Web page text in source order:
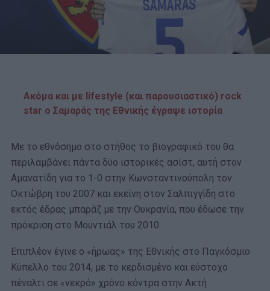
Ακόμα και με lifestyle (και παρουσιαστικό) rock
star ο Σαμαράς της Εθνικής έγραψε ιστορία
Με το εθνόσημο στο στήθος το βιογραφικό του θα
περιλαμβάνει πάντα δύο ιστορικές ασίστ, αυτή στον
Αμανατίδη για το 1-0 στην Κωνσταντινούπολη τον
Οκτώβρη του 2007 και εκείνη στον Σαλπιγγίδη στο
εκτός έδρας μπαράζ με την Ουκρανία, που έδωσε την
πρόκριση στο Μουντιάλ του 2010.
Επιπλέον έγινε ο «ήρωας» της Εθνικής στο Παγκόσμιο
Κύπελλο του 2014, με το κερδισμένο και εύστοχο
πέναλτι σε «νεκρό» χρόνο κόντρα στην Ακτή